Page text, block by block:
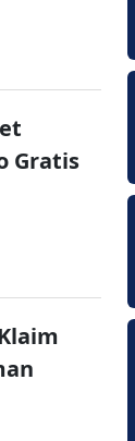
Gratis